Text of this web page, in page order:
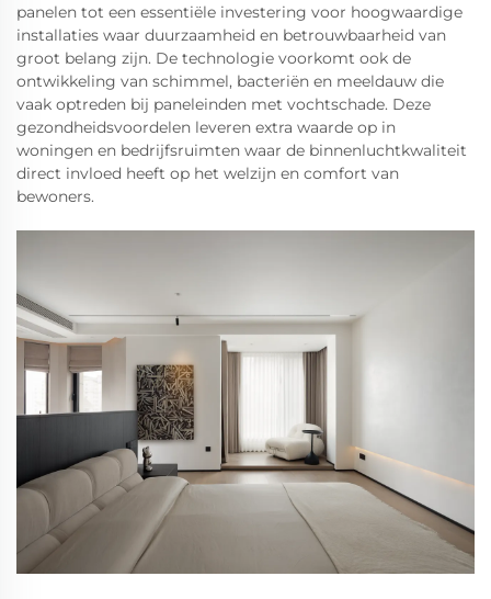
panelen tot een essentiële investering voor hoogwaardige
installaties waar duurzaamheid en betrouwbaarheid van
groot belang zijn. De technologie voorkomt ook de
ontwikkeling van schimmel, bacteriën en meeldauw die
vaak optreden bij paneleinden met vochtschade. Deze
gezondheidsvoordelen leveren extra waarde op in
woningen en bedrijfsruimten waar de binnenluchtkwaliteit
direct invloed heeft op het welzijn en comfort van
bewoners.